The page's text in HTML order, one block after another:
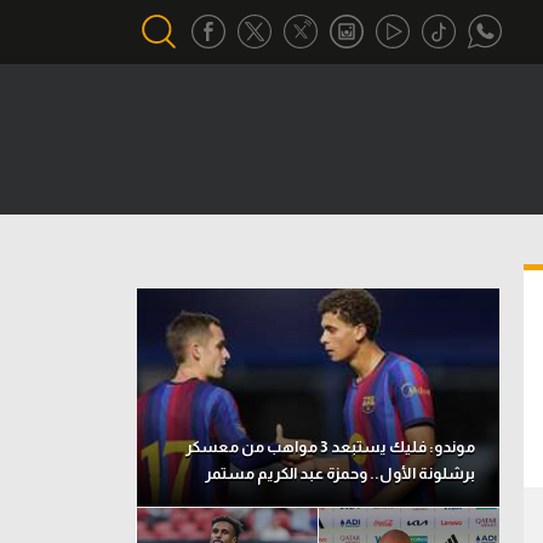
تحقيق في الجول
تقرير في الجول
تحليل في الجول
حكايات في الجول
كويز في الجول
فيديو في الجول
موندو: فليك يستبعد 3 مواهب من معسكر
برشلونة الأول.. وحمزة عبد الكريم مستمر